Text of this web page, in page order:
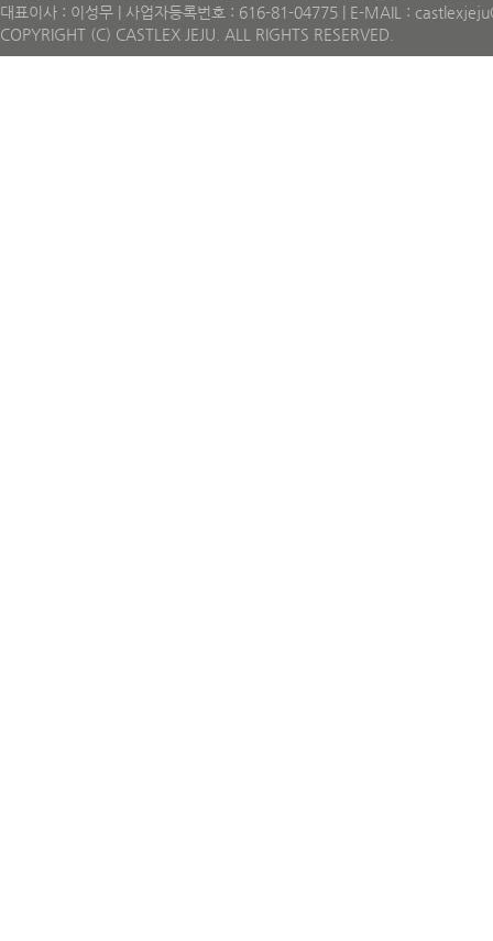
대표이사 : 이성무 | 사업자등록번호 : 616-81-04775 | E-MAIL :
COPYRIGHT (C) CASTLEX JEJU. ALL RIGHTS RESERVED.